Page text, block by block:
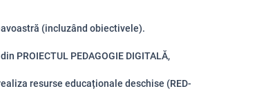
(incluzând obiectivele).
PROIECTUL PEDAGOGIE DIGITALĂ,
resurse educaționale deschise (RED-